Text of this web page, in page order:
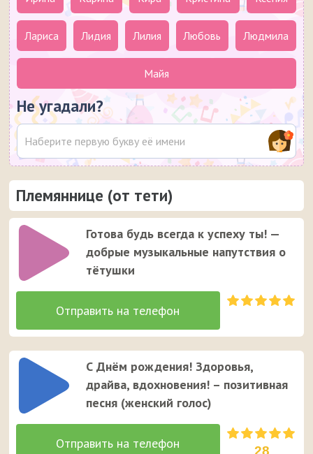
Лариса Лидия Лилия Любовь Людмила
Майя
Не угадали?
Племяннице (от тети)
Готова будь всегда к успеху ты! —
добрые музыкальные напутствия о
тётушки
С Днём рождения! Здоровья,
драйва, вдохновения! – позитивная
песня (женский голос)
28